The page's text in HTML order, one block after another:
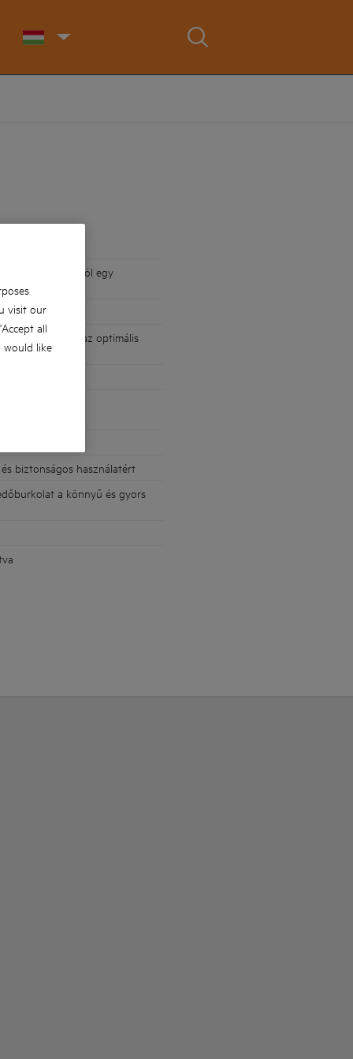
bekapcsolódástól egy
és az optimális
biztonságos használatért
a könnyű és gyors
visit our
all
would like